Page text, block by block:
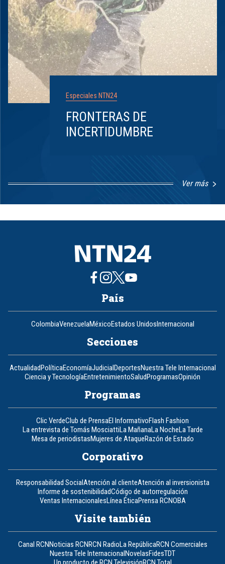
Especiales NTN24
FRONTERAS DE
INCERTIDUMBRE
Ver más
1
8
País
ColombiaVenezuelaMéxicoEstados UnidosInternacional
Secciones
ActualidadPolíticaEconomíaJudicialDeportesNuestra Tele Internacional
Ciencia y TecnologíaEntretenimientoSaludProgramasOpinión
Programas
Clic VerdeClub de PrensaEl InformativoFlash Fashion
La entrevista de Tomás MosciattiLa MañanaLa NocheLa Tarde
Mesa de periodistasMujeres de AtaqueRazón de Estado
Corporativo
Responsabilidad SocialAtención al clienteAtención al inversionista
Informe de sostenibilidadCódigo de autorregulación
Ventas InternacionalesLínea ÉticaPrensa RCNOBA
Visite también
Canal RCNNoticias RCNRCN RadioLa RepúblicaRCN Comerciales
Nuestra Tele InternacionalNovelasFidesTDT